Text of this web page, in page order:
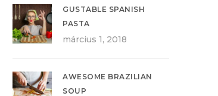
GUSTABLE SPANISH
PASTA
március 1, 2018
AWESOME BRAZILIAN
SOUP